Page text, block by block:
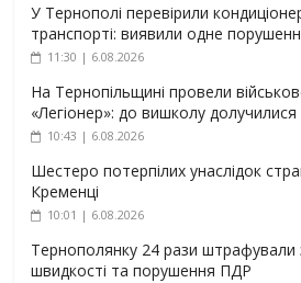
У Тернополі перевірили
транспорті: виявили одне
11:30 | 6.08.2026
На Тернопільщині провели
«Легіонер»: до вишколу
10:43 | 6.08.2026
Шестеро потерпілих унаслідок
Кременці
10:01 | 6.08.2026
Тернополянку 24 рази
швидкості та порушення ПДР